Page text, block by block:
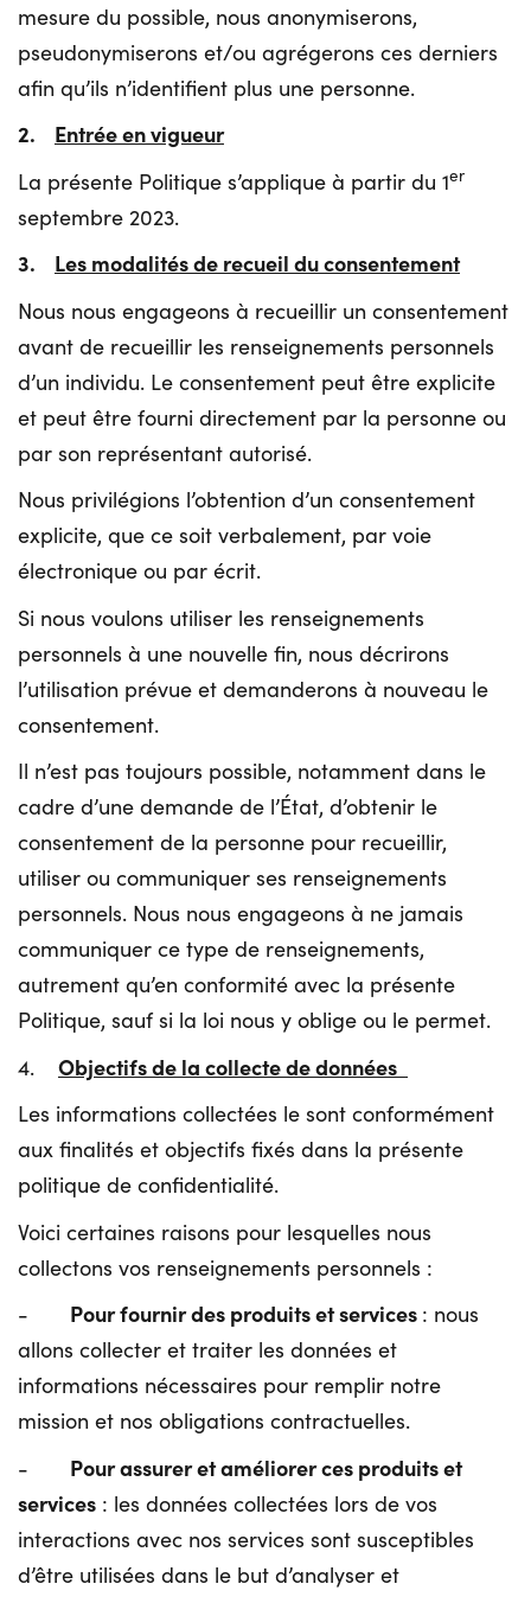
mesure du possible, nous anonymiserons,
pseudonymiserons et/ou agrégerons ces derniers
afin qu’ils n’identifient plus une personne.
2. Entrée en vigueur
La présente Politique s’applique à partir du 1er
septembre 2023.
3. Les modalités de recueil du consentement
Nous nous engageons à recueillir un consentement
avant de recueillir les renseignements personnels
d’un individu. Le consentement peut être explicite
et peut être fourni directement par la personne ou
par son représentant autorisé.
Nous privilégions l’obtention d’un consentement
explicite, que ce soit verbalement, par voie
électronique ou par écrit.
Si nous voulons utiliser les renseignements
personnels à une nouvelle fin, nous décrirons
l’utilisation prévue et demanderons à nouveau le
consentement.
Il n’est pas toujours possible, notamment dans le
cadre d’une demande de l’État, d’obtenir le
consentement de la personne pour recueillir,
utiliser ou communiquer ses renseignements
personnels. Nous nous engageons à ne jamais
communiquer ce type de renseignements,
autrement qu’en conformité avec la présente
Politique, sauf si la loi nous y oblige ou le permet.
4. Objectifs de la collecte de données
Les informations collectées le sont conformément
aux finalités et objectifs fixés dans la présente
politique de confidentialité.
Voici certaines raisons pour lesquelles nous
collectons vos renseignements personnels :
- Pour fournir des produits et services : nous
allons collecter et traiter les données et
informations nécessaires pour remplir notre
mission et nos obligations contractuelles.
- Pour assurer et améliorer ces produits et
services : les données collectées lors de vos
interactions avec nos services sont susceptibles
d’être utilisées dans le but d’analyser et